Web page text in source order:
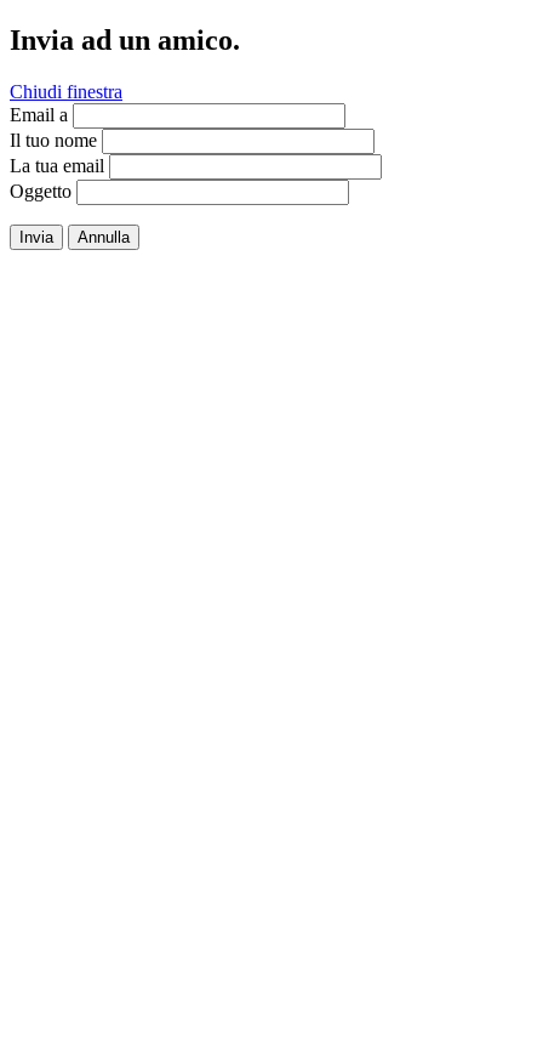
Invia ad un amico.
Chiudi finestra
Email a
Il tuo nome
La tua email
Oggetto
Invia Annulla